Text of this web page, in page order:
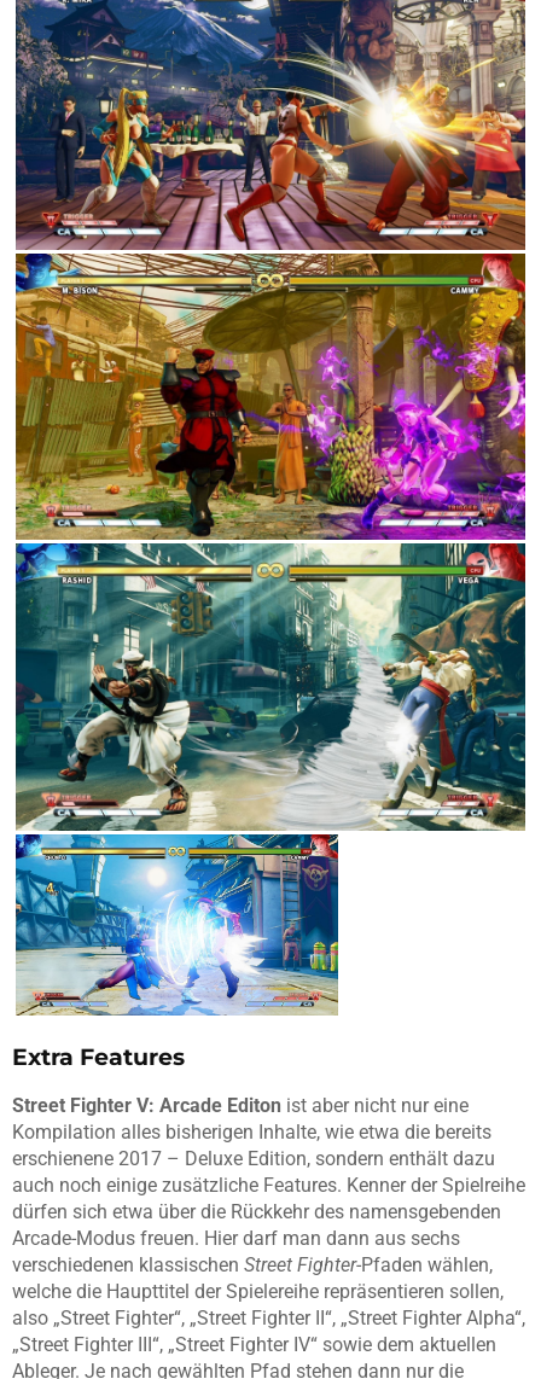
Extra Features
Street Fighter V: Arcade Editon ist aber nicht nur eine
Kompilation alles bisherigen Inhalte, wie etwa die bereits
erschienene 2017 – Deluxe Edition, sondern enthält dazu
auch noch einige zusätzliche Features. Kenner der Spielreihe
dürfen sich etwa über die Rückkehr des namensgebenden
Arcade-Modus freuen. Hier darf man dann aus sechs
verschiedenen klassischen Street Fighter-Pfaden wählen,
welche die Haupttitel der Spielereihe repräsentieren sollen,
also „Street Fighter“, „Street Fighter II“, „Street Fighter Alpha“,
„Street Fighter III“, „Street Fighter IV“ sowie dem aktuellen
Ableger. Je nach gewählten Pfad stehen dann nur die